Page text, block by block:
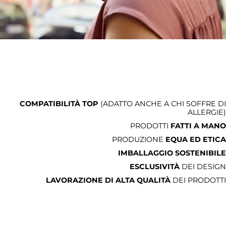
COMPATIBILITÀ TOP (ADATTO ANCHE A CHI SOFFRE DI
ALLERGIE)
PRODOTTI FATTI A MANO
PRODUZIONE EQUA ED ETICA
IMBALLAGGIO SOSTENIBILE
ESCLUSIVITÀ DEI DESIGN
LAVORAZIONE DI ALTA QUALITÀ DEI PRODOTTI